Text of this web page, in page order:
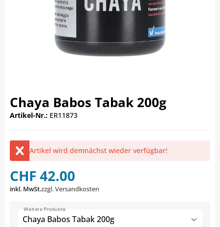
Chaya Babos Tabak 200g
Artikel-Nr.: ER11873
Artikel wird demnächst wieder verfügbar!
CHF 42.00
inkl. MwSt.zzgl. Versandkosten
Chaya Babos Tabak 200g
Weitere Produkte